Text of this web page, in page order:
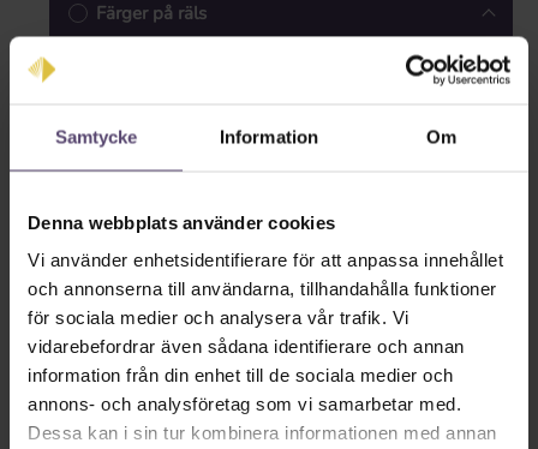
Samtycke Information Om
Denna webbplats använder cookies
Vi använder enhetsidentifierare för att anpassa innehållet
och annonserna till användarna, tillhandahålla funktioner
för sociala medier och analysera vår trafik. Vi
vidarebefordrar även sådana identifierare och annan
information från din enhet till de sociala medier och
annons- och analysföretag som vi samarbetar med.
Dessa kan i sin tur kombinera informationen med annan
Färger på räls
vit silver